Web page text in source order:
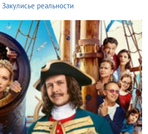
Закулисье реальности